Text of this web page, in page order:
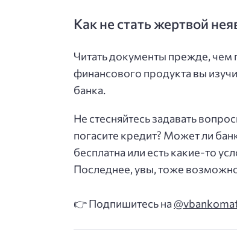
Как не стать жертвой
Читать документы прежде, чем
финансового продукта вы
банка.
Не стесняйтесь задавать
погасите кредит? Может ли
бесплатна или есть какие-то
Последнее, увы, тоже
👉 Подпишитесь на